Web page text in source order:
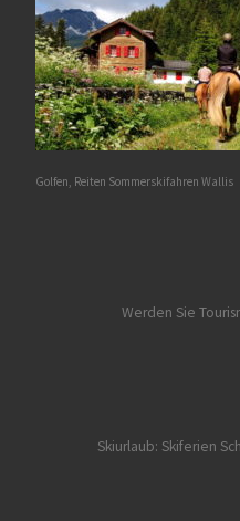
Golfen, Reiten Sommerskifahren Wallis
Werden Sie
Skiurlaub: Skiferien